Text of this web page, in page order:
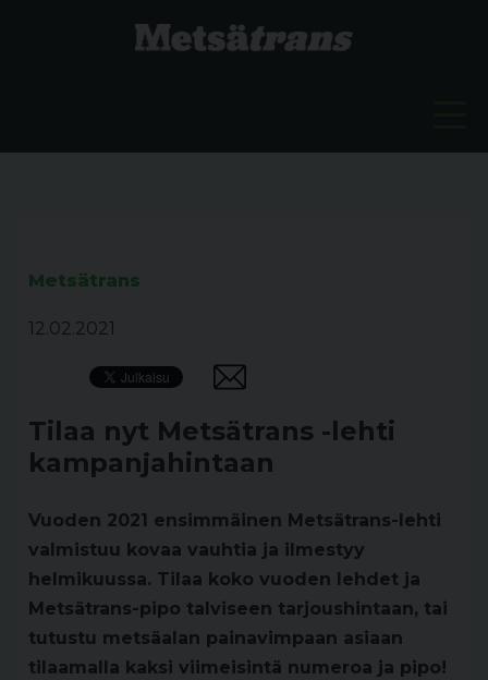
Metsätrans
12.02.2021
Tilaa nyt Metsätrans -lehti
kampanjahintaan
Vuoden 2021 ensimmäinen Metsätrans-lehti
valmistuu kovaa vauhtia ja ilmestyy
helmikuussa. Tilaa koko vuoden lehdet ja
Metsätrans-pipo talviseen tarjoushintaan, tai
tutustu metsäalan painavimpaan asiaan
tilaamalla kaksi viimeisintä numeroa ja pipo!